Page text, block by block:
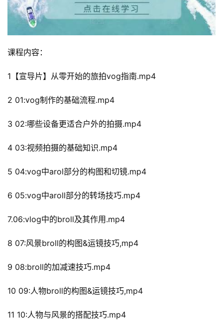
首
课程内容：
1【宣导片】从零开始的旅拍vog指南.mp4
2 01:vog制作的基础流程.mp4
3 02:哪些设备更适合户外的拍摄.mp4
4 03:视频拍摄的基础知识.mp4
5 04:vog中arol部分的构图和切镜.mp4
6 05:vog中aroll部分的转场技巧.mp4
7.06:vlog中的broll及其作用.mp4
8 07:风景broll的构图&运镜技巧,mp4
9 08:broll的加减速技巧.mp4
10 09:人物broll的构图&运镜技巧,mp4
11 10:人物与风景的搭配技巧.mp4